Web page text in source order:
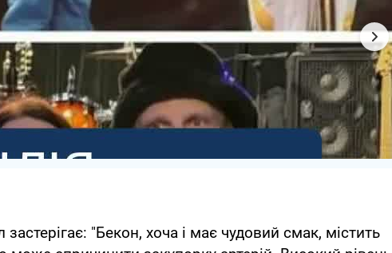
"Бекон, хоча і має чудовий смак, містить